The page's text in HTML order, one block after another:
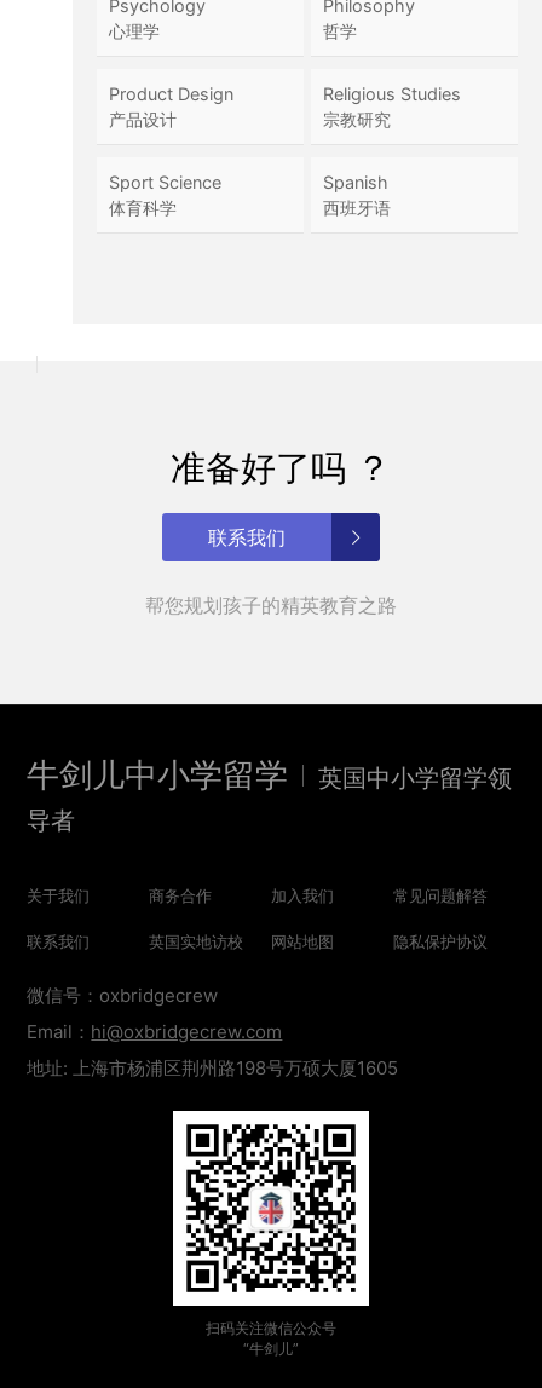
Psychology
心理学
Philosophy
哲学
Product Design
产品设计
Religious Studies
宗教研究
Sport Science
体育科学
Spanish
西班牙语
准备好了吗 ？
联系我们
帮您规划孩子的精英教育之路
牛剑儿中小学留学
英国中小学留学领
导者
关于我们 商务合作 加入我们 常见问题解答
联系我们 英国实地访校 网站地图 隐私保护协议
微信号：oxbridgecrew
Email： hi@oxbridgecrew.com
地址: 上海市杨浦区荆州路198号万硕大厦1605
扫码关注微信公众号
“牛剑儿”